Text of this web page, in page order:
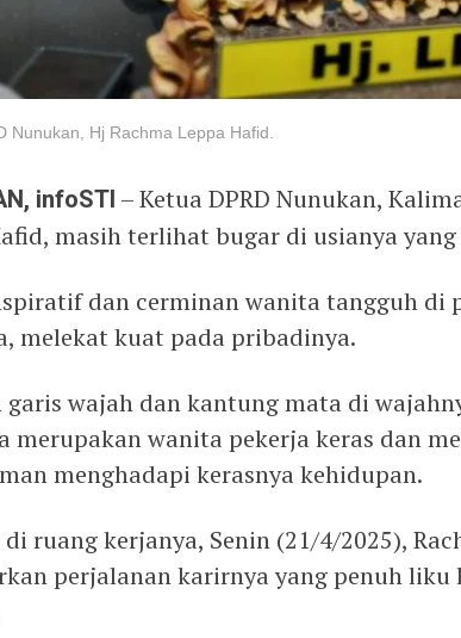
Nunukan, Hj Rachma Leppa Hafid.
infoSTI – Ketua DPRD Nunukan,
masih terlihat bugar di usianya
dan cerminan wanita tangguh di
melekat kuat pada pribadinya.
garis wajah dan kantung mata di
merupakan wanita pekerja keras dan
menghadapi kerasnya kehidupan.
ruang kerjanya, Senin (21/4/2025),
perjalanan karirnya yang penuh